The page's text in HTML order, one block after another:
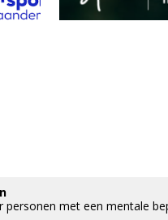
met een mentale